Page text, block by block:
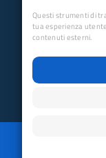
Questi strumenti di
tua esperienza
contenuti esterni.